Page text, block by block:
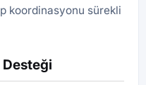
koordinasyonu sürekli